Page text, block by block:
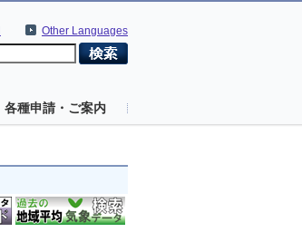
Other Languages
各種申請・ご案内